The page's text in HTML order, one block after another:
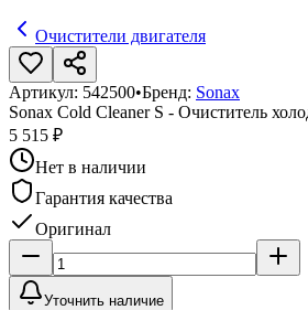
Очистители двигателя
Артикул: 542500•Бренд: Sonax
Sonax Cold Cleaner S - Очиститель
5 515 ₽
Нет в наличии
Гарантия качества
Оригинал
Уточнить наличие